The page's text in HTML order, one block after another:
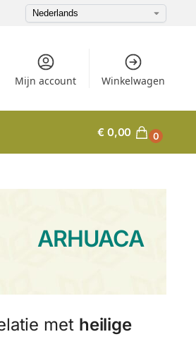
Mijn account Winkelwagen
€ 0,00 0
ARHUACA
met heilige